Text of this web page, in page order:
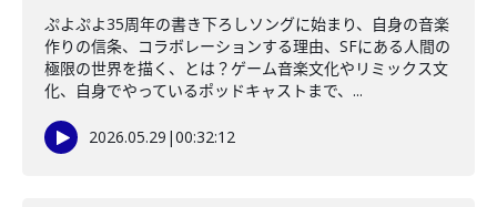
ぷよぷよ35周年の書き下ろしソングに始まり、自身の音楽
作りの信条、コラボレーションする理由、SFにある人間の
極限の世界を描く、とは？ゲーム音楽文化やリミックス文
化、自身でやっているポッドキャストまで、...
2026.05.29 |00:32:12